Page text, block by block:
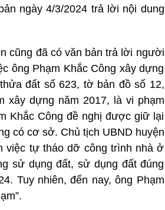
ngày 4/3/2024 trả lời nội dung
cũng đã có văn bản trả lời người
ông Phạm Khắc Công xây dựng
đất số 623, tờ bản đồ số 12,
xây dựng năm 2017, là vi phạm
Khắc Công đề nghị được giữ lại
có cơ sở. Chủ tịch UBND huyện
việc tự tháo dỡ công trình nhà ở
sử dụng đất, sử dụng đất đúng
Tuy nhiên, đến nay, ông Phạm